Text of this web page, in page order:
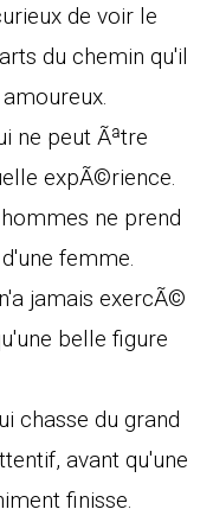
de voir le
du chemin qu'il
ne peut Ãªtre
expÃ©rience.
ne prend
femme.
jamais exercÃ©
belle figure
chasse du grand
avant qu'une
finisse.